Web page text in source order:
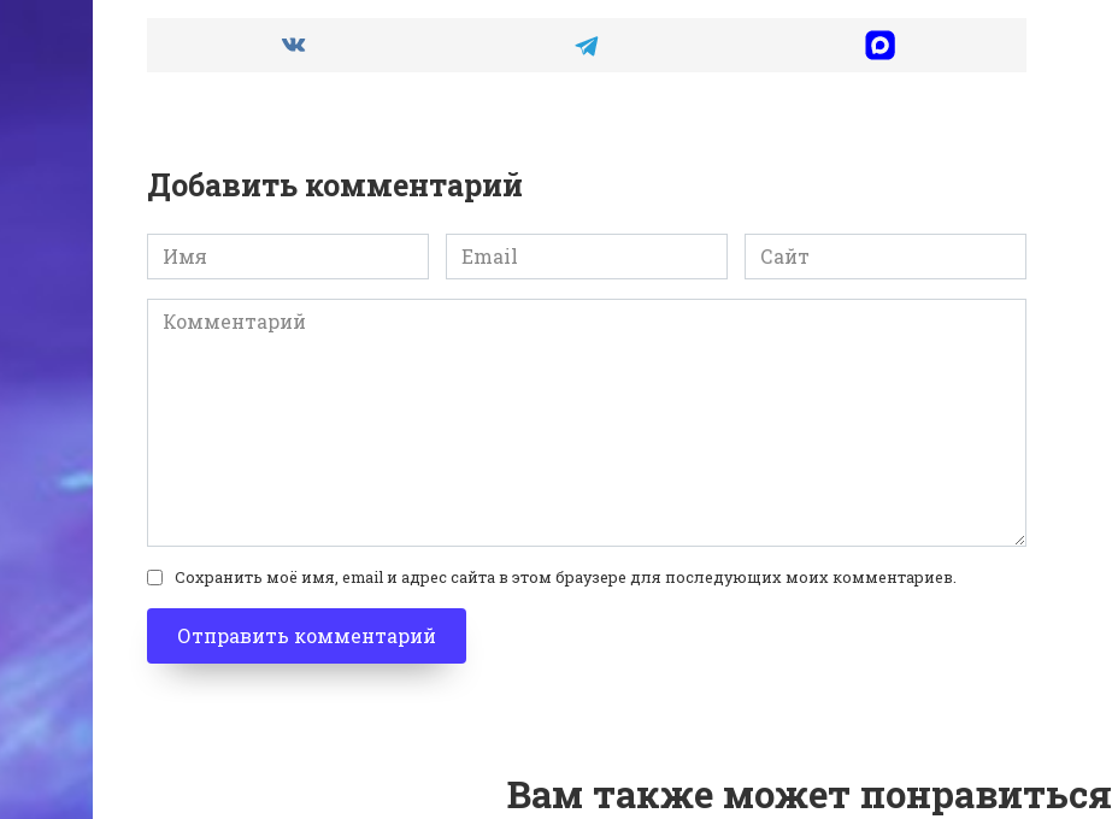
Добавить комментарий
Имя
*
Email
*
Сайт
Комментарий
Сохранить моё имя, email и адрес сайта в этом браузере для последующих моих комментариев.
Вам также может понравиться